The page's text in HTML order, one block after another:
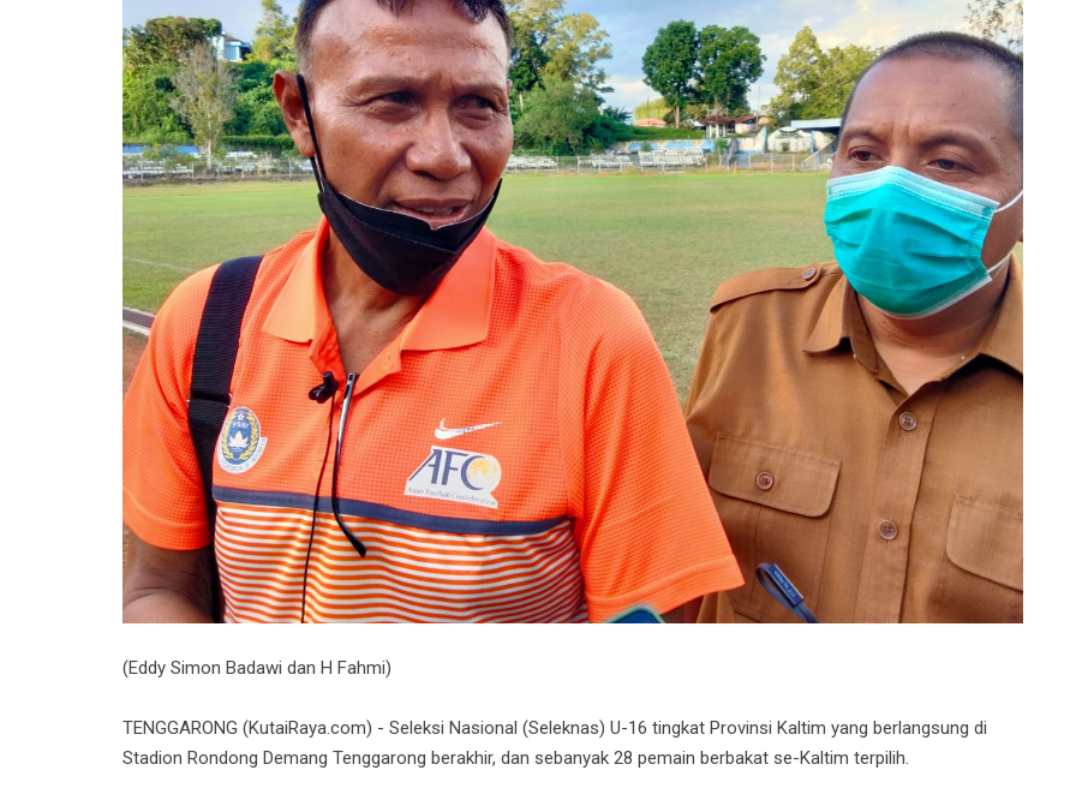
(Eddy Simon Badawi dan H Fahmi)
TENGGARONG (KutaiRaya.com) - Seleksi Nasional (Seleknas) U-16 tingkat Provinsi Kaltim yang berlangsung di
Stadion Rondong Demang Tenggarong berakhir, dan sebanyak 28 pemain berbakat se-Kaltim terpilih.